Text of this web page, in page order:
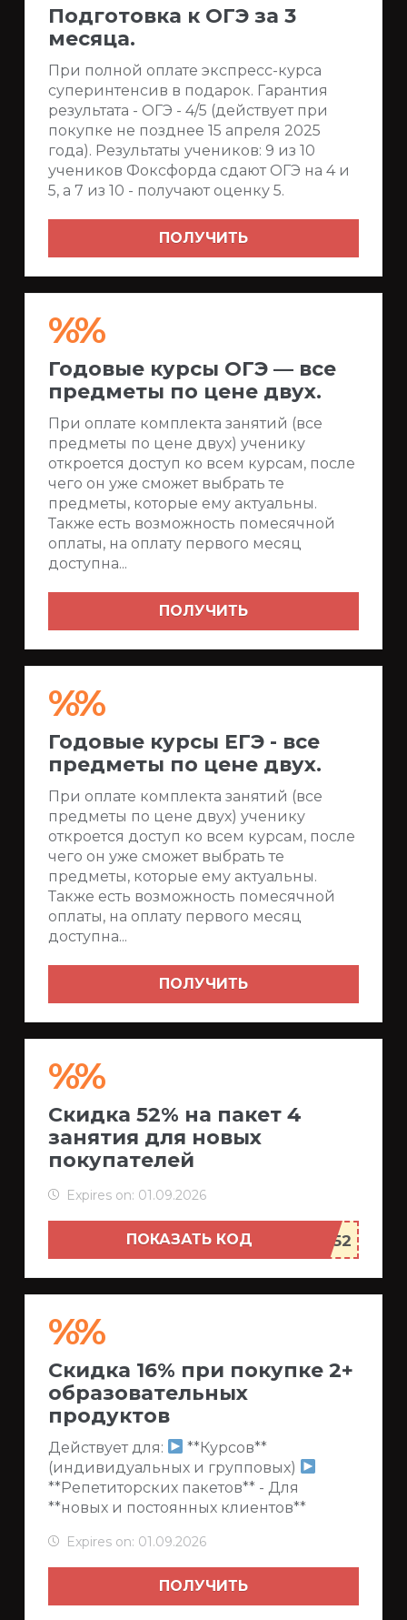
Подготовка к ОГЭ за 3
месяца.
При полной оплате экспресс-курса
суперинтенсив в подарок. Гарантия
результата - ОГЭ - 4/5 (действует при
покупке не позднее 15 апреля 2025
года). Результаты учеников: 9 из 10
учеников Фоксфорда сдают ОГЭ на 4 и
5, а 7 из 10 - получают оценку 5.
ПОЛУЧИТЬ
%%
Годовые курсы ОГЭ — все
предметы по цене двух.
При оплате комплекта занятий (все
предметы по цене двух) ученику
откроется доступ ко всем курсам, после
чего он уже сможет выбрать те
предметы, которые ему актуальны.
Также есть возможность помесячной
оплаты, на оплату первого месяц
доступна...
ПОЛУЧИТЬ
%%
Годовые курсы ЕГЭ - все
предметы по цене двух.
При оплате комплекта занятий (все
предметы по цене двух) ученику
откроется доступ ко всем курсам, после
чего он уже сможет выбрать те
предметы, которые ему актуальны.
Также есть возможность помесячной
оплаты, на оплату первого месяц
доступна...
ПОЛУЧИТЬ
%%
Скидка 52% на пакет 4
занятия для новых
покупателей
Expires on: 01.09.2026
ПОКАЗАТЬ КОД
%%
Скидка 16% при покупке 2+
образовательных
продуктов
Действует для:
**Курсов**
(индивидуальных и групповых)
**Репетиторских пакетов** - Для
**новых и постоянных клиентов**
Expires on: 01.09.2026
ПОЛУЧИТЬ